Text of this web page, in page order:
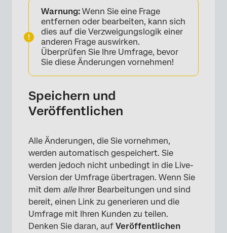
Warnung: Wenn Sie eine Frage
entfernen oder bearbeiten, kann sich
dies auf die Verzweigungslogik einer
anderen Frage auswirken.
Überprüfen Sie Ihre Umfrage, bevor
Sie diese Änderungen vornehmen!
Speichern und
Veröffentlichen
Alle Änderungen, die Sie vornehmen,
werden automatisch gespeichert. Sie
werden jedoch nicht unbedingt in die Live-
Version der Umfrage übertragen. Wenn Sie
mit dem alleIhrer Bearbeitungen und sind
bereit, einen Link zu generieren und die
Umfrage mit Ihren Kunden zu teilen.
Denken Sie daran, auf Veröffentlichen